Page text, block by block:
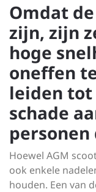
Omdat
zijn, zijn
hoge
oneffen
leiden
schade
Hoewel AGM
ook enkele
houden. Een van